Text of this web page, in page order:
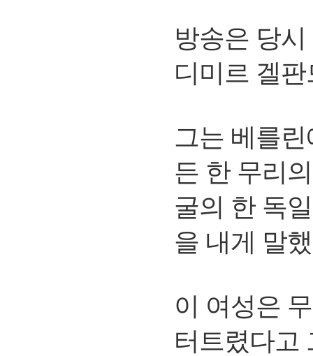
방송은 당
디미르 겔
그는 베를
든 한 무리
굴의 한 독
을 내게 말
이 여성은
터트렸다고